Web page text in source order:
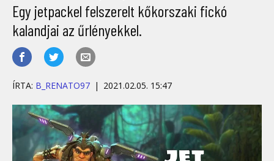
Egy jetpackel felszerelt kőkorszaki fickó
kalandjai az űrlényekkel.
ÍRTA: B_RENATO97 2021.02.05. 15:47